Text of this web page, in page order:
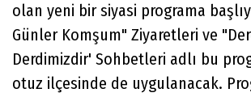
olan yeni bir siyasi programa
Günler Komşum" Ziyaretleri ve
Derdimizdir' Sohbetleri adlı bu
otuz ilçesinde de uygulanacak.